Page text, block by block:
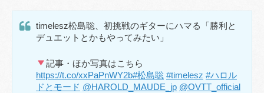
timelesz松島聡、初挑戦のギターにハマる「勝利と
デュエットとかもやってみたい」
記事・ほか写真はこちら
https://t.co/xxPaPnWY2b#松島聡 #timelesz #ハロル
ドとモード @HAROLD_MAUDE_jp @OVTT_official